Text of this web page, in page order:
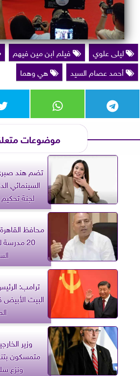
ليلى علوي فيلم ابن مين فيهم
أحمد عصام السيد
هي وهما
موضوعات
تضم هند
السينمائي
لجنة
محافظ
20 مدرسة
ترامب:
البيت الأبيض
وزير
متمسكون
ونزع